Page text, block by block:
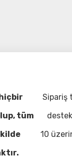
tüm
Sipariş
10